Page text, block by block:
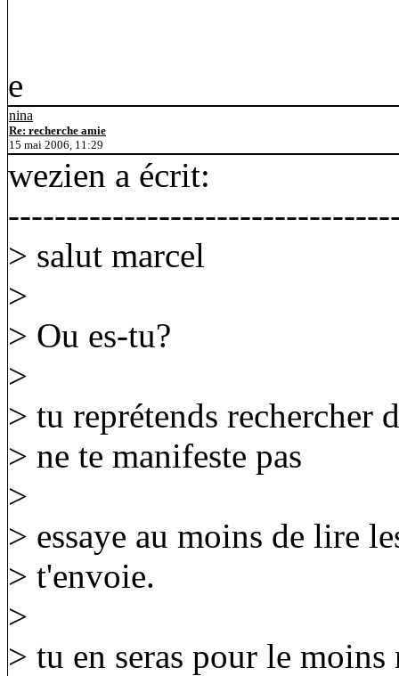
e
nina
Re: recherche amie
15 mai 2006, 11:29
wezien a écrit:
> salut marcel
>
> Ou es-tu?
>
> tu reprétends rechercher
> ne te manifeste pas
>
> essaye au moins de lire
> t'envoie.
>
> tu en seras pour le